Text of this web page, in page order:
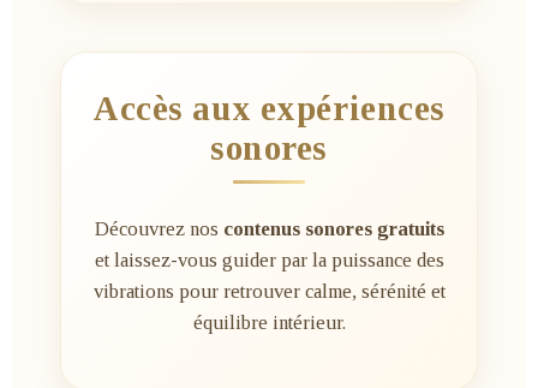
Accès aux expériences
sonores
Découvrez nos contenus sonores gratuits
et laissez-vous guider par la puissance des
vibrations pour retrouver calme, sérénité et
équilibre intérieur.